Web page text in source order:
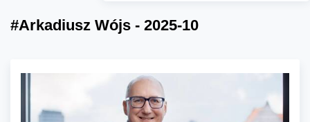
#Arkadiusz Wójs - 2025-10